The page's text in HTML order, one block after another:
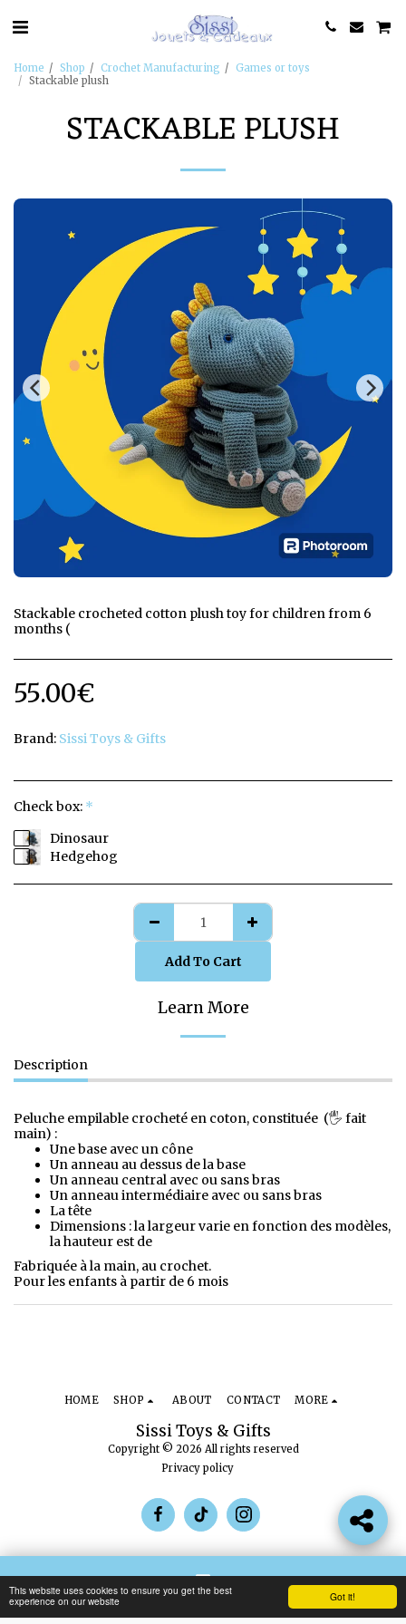
Got it!
This website uses cookies to ensure you get the best
experience on our website
Home Shop Crochet Manufacturing
Games or toys
Stackable plush
STACKABLE PLUSH
Stackable crocheted cotton plush toy for children from 6
months (
55.00€
Brand: Sissi Toys & Gifts
Check box: *
Dinosaur
Hedgehog
Add To Cart
Learn More
Description
Peluche empilable crocheté en coton, constituée (🖐️ fait
main) :
Une base avec un cône
Un anneau au dessus de la base
Un anneau central avec ou sans bras
Un anneau intermédiaire avec ou sans bras
La tête
Dimensions : la largeur varie en fonction des modèles,
la hauteur est de
Fabriquée à la main, au crochet.
Pour les enfants à partir de 6 mois
Sissi Toys & Gifts
Copyright © 2026 All rights reserved
Privacy policy
HOME SHOP ABOUT CONTACT MORE
Contact